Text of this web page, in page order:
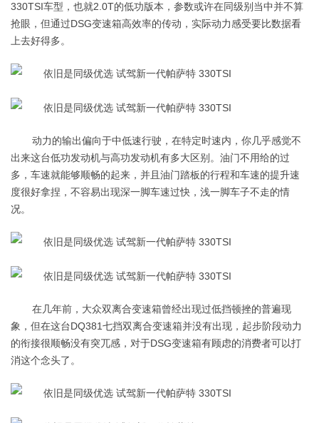
330TSI车型，也就2.0T的低功版本，参数或许在同级别当中并不算
抢眼，但通过DSG变速箱高效率的传动，实际动力感受要比数据看
上去好得多。
动力的输出偏向于中低速行驶，在特定时速内，你几乎感觉不
出来这台低功发动机与高功发动机有多大区别。油门不用给的过
多，车速就能够顺畅的起来，并且油门踏板的行程和车速的提升速
度很好拿捏，不容易出现深一脚车速过快，浅一脚车子不走的情
况。
在几年前，大众双离合变速箱曾经出现过低挡顿挫的普遍现
象，但在这台DQ381七挡双离合变速箱并没有出现，起步阶段动力
的衔接很顺畅没有突兀感，对于DSG变速箱有顾虑的消费者可以打
消这个念头了。